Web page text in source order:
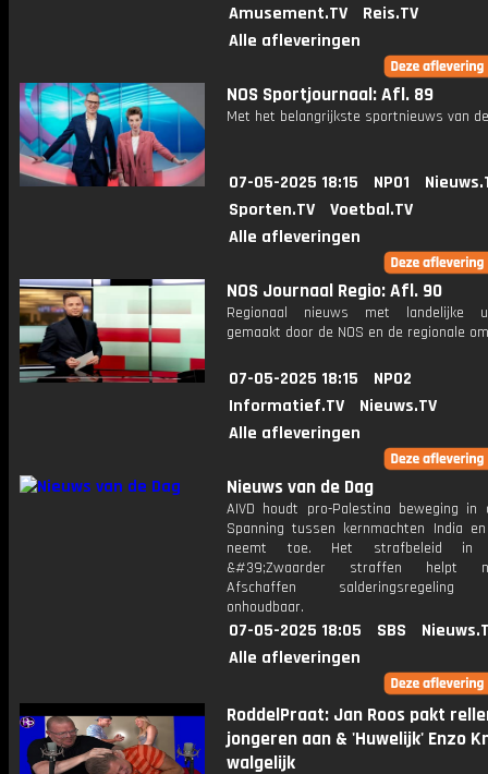
Amusement.TV
Reis.TV
Alle afleveringen
NOS Sportjournaal: Afl. 89
Met het belangrijkste sportnieuws van
07-05-2025 18:15 NPO1
Sporten.TV
Voetbal.TV
Alle afleveringen
NOS Journaal Regio: Afl. 90
Regionaal nieuws met landelijke
gemaakt door de NOS en de regionale
07-05-2025 18:15
NPO2
Informatief.TV
Nieuws.TV
Alle afleveringen
Nieuws van de Dag
AIVD houdt pro-Palestina beweging in
Spanning tussen kernmachten India
neemt toe. Het strafbeleid in
&#39;Zwaarder straffen helpt
Afschaffen salderingsregeling
onhoudbaar.
07-05-2025 18:05 SBS
Alle afleveringen
RoddelPraat: Jan Roos pakt
jongeren aan & 'Huwelijk' Enzo
walgelijk